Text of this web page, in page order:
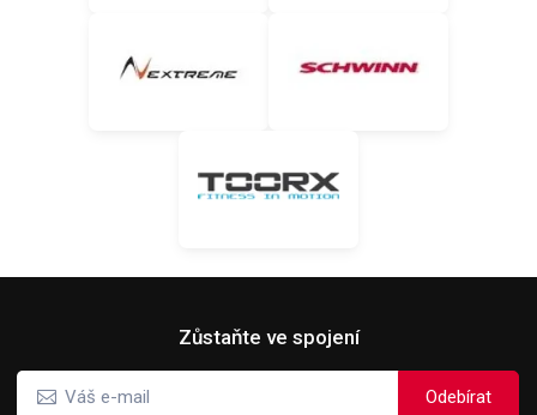
Zůstaňte ve spojení